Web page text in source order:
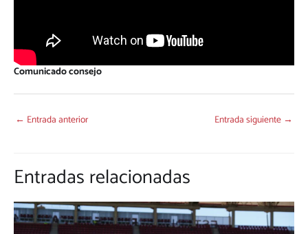
Comunicado consejo
← Entrada anterior Entrada siguiente →
Entradas relacionadas